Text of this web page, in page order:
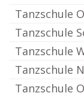
Tanzschule
Tanzschule
Tanzschule
Tanzschule
Tanzschule